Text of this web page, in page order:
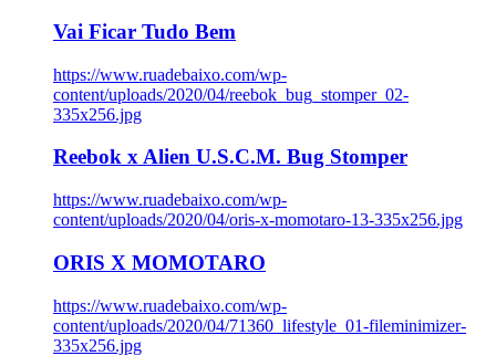
Vai Ficar Tudo Bem
https://www.ruadebaixo.com/wp-
content/uploads/2020/04/reebok_bug_stomper_02-
335x256.jpg
Reebok x Alien U.S.C.M. Bug Stomper
https://www.ruadebaixo.com/wp-
content/uploads/2020/04/oris-x-momotaro-13-335x256.jpg
ORIS X MOMOTARO
https://www.ruadebaixo.com/wp-
content/uploads/2020/04/71360_lifestyle_01-fileminimizer-
335x256.jpg